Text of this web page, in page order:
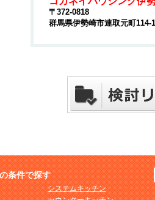
〒372-0818
群馬県伊勢崎市連取元町114-
条件で探す
システムキッチン